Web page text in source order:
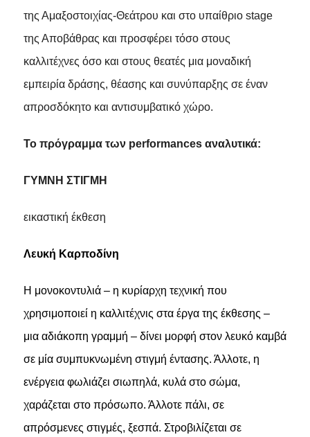
της Αμαξοστοιχίας-Θεάτρου και στο υπαίθριο stage
της Αποβάθρας και προσφέρει τόσο στους
καλλιτέχνες όσο και στους θεατές μια μοναδική
εμπειρία δράσης, θέασης και συνύπαρξης σε έναν
απροσδόκητο και αντισυμβατικό χώρο.
Το πρόγραμμα των performances αναλυτικά:
ΓΥΜΝΗ ΣΤΙΓΜΗ
εικαστική έκθεση
Λευκή Καρποδίνη
Η μονοκοντυλιά – η κυρίαρχη τεχνική που
χρησιμοποιεί η καλλιτέχνις στα έργα της έκθεσης –
μια αδιάκοπη γραμμή – δίνει μορφή στον λευκό καμβά
σε μία συμπυκνωμένη στιγμή έντασης. Άλλοτε, η
ενέργεια φωλιάζει σιωπηλά, κυλά στο σώμα,
χαράζεται στο πρόσωπο. Άλλοτε πάλι, σε
απρόσμενες στιγμές, ξεσπά. Στροβιλίζεται σε